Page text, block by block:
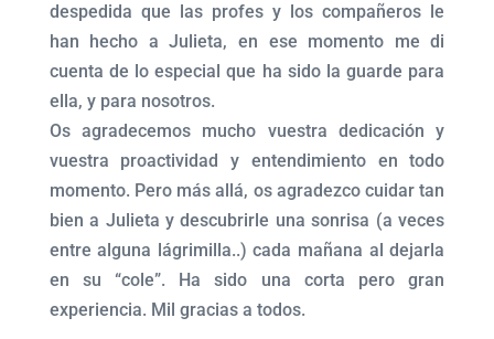
despedida que las profes y los compañeros le
han hecho a Julieta, en ese momento me di
cuenta de lo especial que ha sido la guarde para
ella, y para nosotros.
Os agradecemos mucho vuestra dedicación y
vuestra proactividad y entendimiento en todo
momento. Pero más allá, os agradezco cuidar tan
bien a Julieta y descubrirle una sonrisa (a veces
entre alguna lágrimilla..) cada mañana al dejarla
en su “cole”. Ha sido una corta pero gran
experiencia. Mil gracias a todos.